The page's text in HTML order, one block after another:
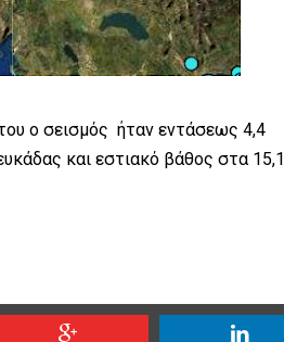
ο σεισμός ήταν εντάσεως 4,4
και εστιακό βάθος στα 15,1